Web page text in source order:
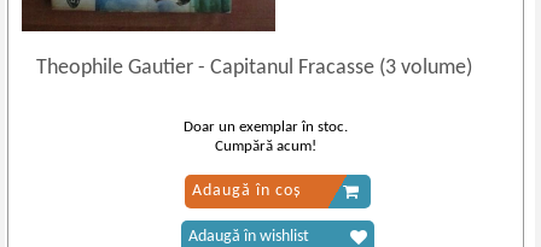
Theophile Gautier- Capitanul Fracasse (3 volume)
Doar un exemplar în stoc.
Cumpără acum!
Adaugă în coș
Adaugă în wishlist